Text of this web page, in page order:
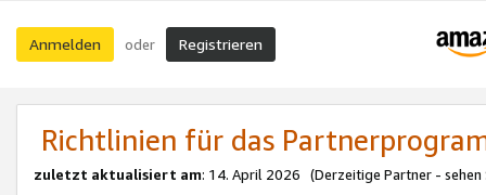
Anmelden oder Registrieren
Richtlinien für das
zuletzt aktualisiert am: 14. April 2026 (Derzeitige Partner - sehen